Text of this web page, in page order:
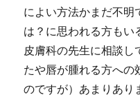
によい方法かまだ不明
は？に思われる方もい
皮膚科の先生に相談し
たや唇が腫れる方への
のですが）あまりあり